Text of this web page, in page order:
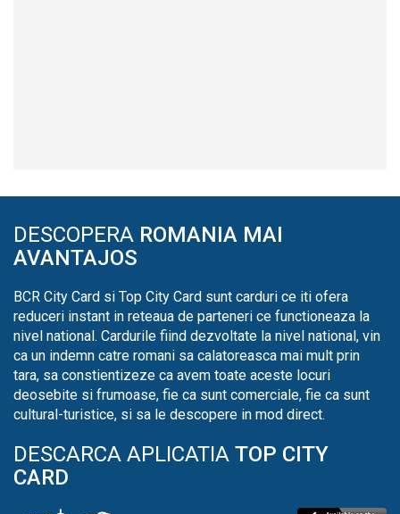
DESCOPERA ROMANIA MAI
AVANTAJOS
BCR City Card si Top City Card sunt carduri ce iti ofera
reduceri instant in reteaua de parteneri ce functioneaza la
nivel national. Cardurile fiind dezvoltate la nivel national, vin
ca un indemn catre romani sa calatoreasca mai mult prin
tara, sa constientizeze ca avem toate aceste locuri
deosebite si frumoase, fie ca sunt comerciale, fie ca sunt
cultural-turistice, si sa le descopere in mod direct.
DESCARCA APLICATIA TOP CITY
CARD